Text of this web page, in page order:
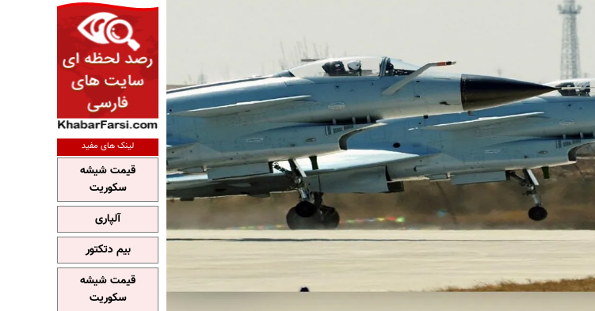
لینک های مفید
قیمت شیشه
سکوریت
آلپاری
بیم دتکتور
قیمت شیشه
سکوریت